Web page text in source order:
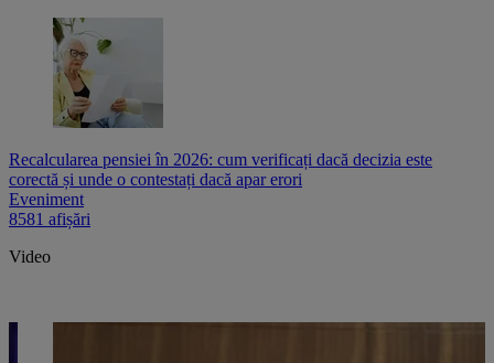
Recalcularea pensiei în 2026: cum verificați dacă decizia este
corectă și unde o contestați dacă apar erori
Eveniment
8581 afișări
Video